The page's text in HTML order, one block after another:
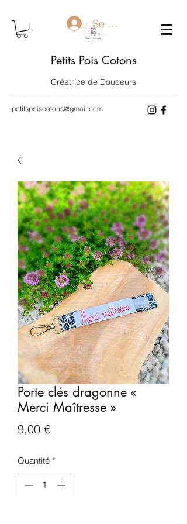
Petits Pois Cotons
Créatrice de Douceurs
petitspoiscotons@gmail.com
Se connecter
Porte clés dragonne «
Merci Maîtresse »
9,00 €Prix
Quantité *